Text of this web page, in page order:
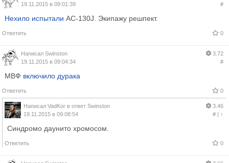
19.11.2015 в 09:01:39
#
Нехило испытали AC-130J. Экипажу решпект.
Ответить 0
Написал Swinston
19.11.2015 в 09:04:34
3.72
#
МВФ включило дурака
Ответить 0
Написал VadKor в ответ Swinston
19.11.2015 в 09:08:54
3.46
#| ↑
Синдромо даунито хромосом.
Ответить 0